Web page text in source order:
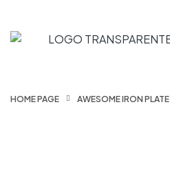
HOME PAGE AWESOME IRON PLATE